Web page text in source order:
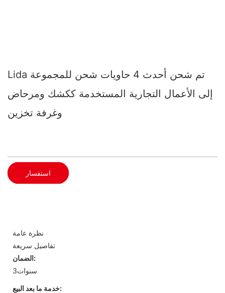
Lida تم شحن أحدث 4 حاويات شحن للمجموعة
إلى الأعمال التجارية المستخدمة ككشك ومرحاض
وغرفة تخزين
استفسار
نظرة عامة
تفاصيل سريعة
الضمان:
سنوات3
خدمة ما بعد البيع: